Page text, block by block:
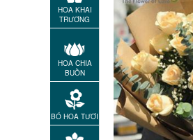
HOA KHAI
TRƯƠNG
HOA CHIA
BUỒN
BÓ HOA TƯƠI